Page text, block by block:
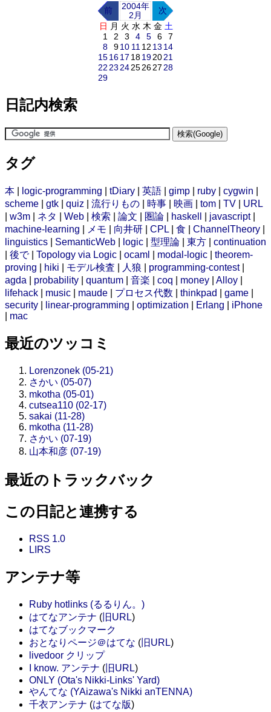
前
2004年
2月
次
日 月 火 水 木 金 土
1
2 3 4 5 6
7
8
910 11 12 13 14
151617 18192021
22 23 24252627 28
29
日記内検索
タグ
本 logic-programming tDiary 英語 gimp ruby cygwin
scheme
gtk quiz 流行りもの 時事 映画 tom TV
URL
w3m ネタ Web 検索 論文 圏論 haskell javascript|
machine-learning
メモ 向井研 CPL 食 ChannelTheory
linguistics
SemanticWeb logic 型理論 東方
continuation
後で| Topology via Logic ocaml modal-logic
theorem-
proving
hiki モデル検査 人狼 programming-contest|
agda
probability quantum 音楽 coq money Alloy
lifehack
music maude プロセス代数 thinkpad game
security
linear-programming optimization Erlang
iPhone
mac
最近のツッコミ
Lorenzonek (05-21)
さかい (05-07)
mkotha (05-01)
cutsea110 (02-17)
sakai (11-28)
mkotha (11-28)
さかい (07-19)
山本和彦 (07-19)
最近のトラックバック
この日記と連携する
RSS 1.0
LIRS
アンテナ等
Ruby hotlinks (るるりん。)
はてなアンテナ ( 旧URL)
はてなブックマーク
おとなりページ＠はてな ( 旧URL)
livedoor クリップ
I know. アンテナ ( 旧URL)
ONLY (Ota's Nikki-Links' Yard)
やんてな (YAizawa's Nikki anTENNA)
千衣アンテナ (はてな版)